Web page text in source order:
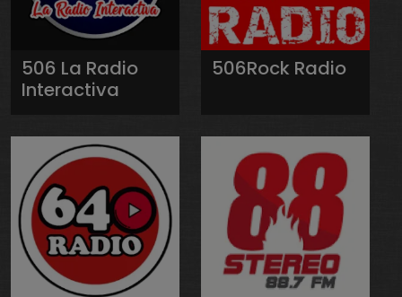
506 La Radio
Interactiva
506Rock Radio